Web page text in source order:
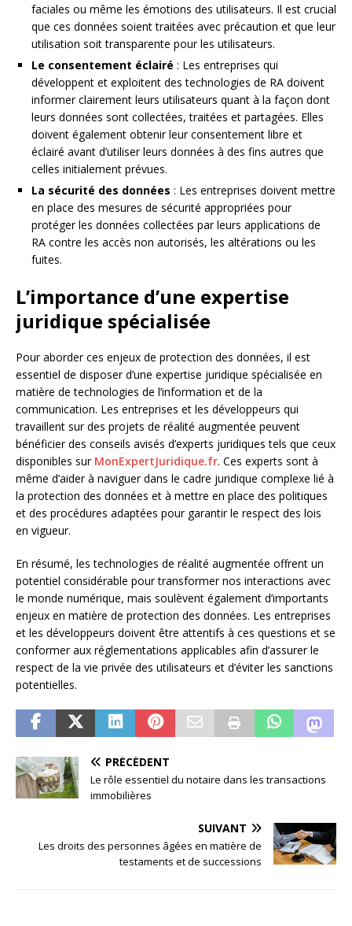
faciales ou même les émotions des utilisateurs. Il est crucial
que ces données soient traitées avec précaution et que leur
utilisation soit transparente pour les utilisateurs.
Le consentement éclairé : Les entreprises qui
développent et exploitent des technologies de RA doivent
informer clairement leurs utilisateurs quant à la façon dont
leurs données sont collectées, traitées et partagées. Elles
doivent également obtenir leur consentement libre et
éclairé avant d’utiliser leurs données à des fins autres que
celles initialement prévues.
La sécurité des données : Les entreprises doivent mettre
en place des mesures de sécurité appropriées pour
protéger les données collectées par leurs applications de
RA contre les accès non autorisés, les altérations ou les
fuites.
L’importance d’une expertise
juridique spécialisée
Pour aborder ces enjeux de protection des données, il est
essentiel de disposer d’une expertise juridique spécialisée en
matière de technologies de l’information et de la
communication. Les entreprises et les développeurs qui
travaillent sur des projets de réalité augmentée peuvent
bénéficier des conseils avisés d’experts juridiques tels que ceux
disponibles sur MonExpertJuridique.fr. Ces experts sont à
même d’aider à naviguer dans le cadre juridique complexe lié à
la protection des données et à mettre en place des politiques
et des procédures adaptées pour garantir le respect des lois
en vigueur.
En résumé, les technologies de réalité augmentée offrent un
potentiel considérable pour transformer nos interactions avec
le monde numérique, mais soulèvent également d’importants
enjeux en matière de protection des données. Les entreprises
et les développeurs doivent être attentifs à ces questions et se
conformer aux réglementations applicables afin d’assurer le
respect de la vie privée des utilisateurs et d’éviter les sanctions
potentielles.
PRÉCÉDENT
Le rôle essentiel du notaire dans les transactions
immobilières
SUIVANT
Les droits des personnes âgées en matière de
testaments et de successions